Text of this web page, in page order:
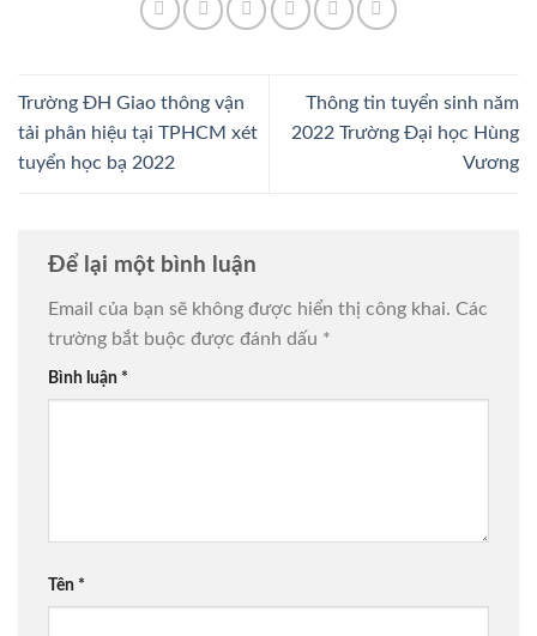
Trường ĐH Giao thông vận
tải phân hiệu tại TPHCM xét
tuyển học bạ 2022
Thông tin tuyển sinh năm
2022 Trường Đại học Hùng
Vương
Để lại một bình luận
Email của bạn sẽ không được hiển thị công khai. Các
trường bắt buộc được đánh dấu *
Bình luận *
Tên *